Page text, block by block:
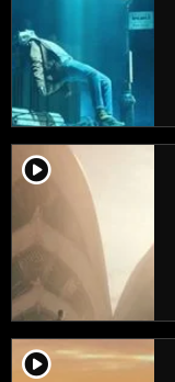
player2
player2